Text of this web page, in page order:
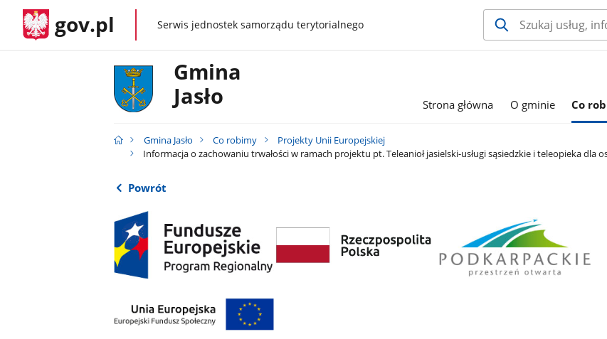
gov.pl gov.plSerwis jednostek samorządu terytorialnego
Gmina
Jasło
Strona główna O gminie Co
Gmina Jasło Co robimy
Projekty Unii Europejskiej
Informacja o zachowaniu trwałości w ramach projektu pt. Teleanioł jasielski-usługi sąsiedzkie i teleopieka dla
Powrót